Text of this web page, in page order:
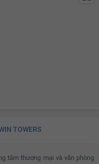
TOWERS
tâm thương mại và văn phòng